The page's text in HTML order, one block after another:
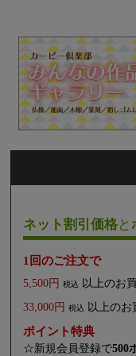
ネット割引価格と
1回のご注文で
5,500円 税込 以上のお
33,000円
税込 以上のお
ポイント特典
☆新規会員登録で500